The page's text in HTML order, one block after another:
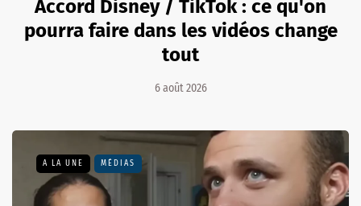
Accord Disney / TikTok : ce qu'on
pourra faire dans les vidéos change
tout
6 août 2026
A LA UNE MÉDIAS